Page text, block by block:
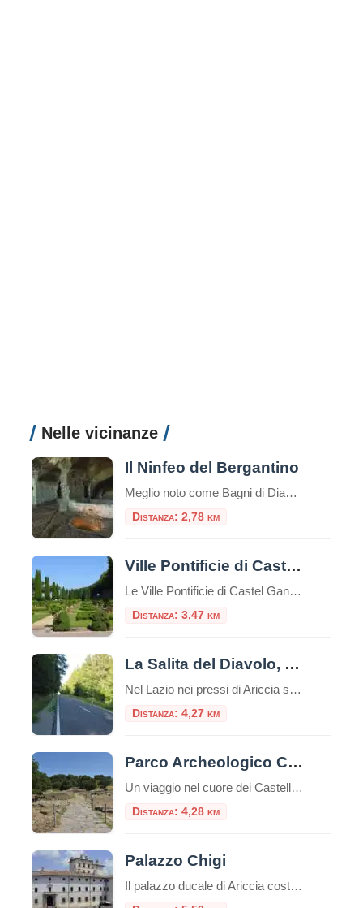
Nelle vicinanze
Il Ninfeo del Bergantino
Meglio noto come Bagni di Diana, il Ninfeo Bergantino si trova sulla riva occidentale del Lago Albano, circa a metà strada tra il Ninfeo Dorico e l'Emissario del lago. Seguendo la riva occidentale del lago di Albano, dopo circa due chilometri in senso a
Distanza: 2,78 km
Ville Pontificie di Castel Gandolfo
Le Ville Pontificie di Castel Gandolfo sono un insieme di palazzi e giardini appartenenti al Vaticano; estese per circa 55 ettari, più della Città del Vaticano nel centro di Roma che è solo 44 ettari. È una delle più grandi aree extraterritoriali della Santa Sede in Italia. Comprende il Palazzo Papale e tre ville storiche: […]
Distanza: 3,47 km
La Salita del Diavolo, la strada antigravitazionale
Nel Lazio nei pressi di Ariccia sui Castelli Romani esiste una strada magica, la “Salita Stregata” o “Salita del Diavolo“: lungo una salita rettilinea, ogni cosa lasciata libera sul suolo, invece di scendere inizia a salire! La strada si trova precisamente al Km. 11,600 della Strada Statale 218, a pochi passi da Roma. Questo insolito […]
Distanza: 4,27 km
Parco Archeologico Culturale di Tuscolo
Un viaggio nel cuore dei Castelli Romani, tra storia, natura e panorami Il Parco Archeologico Culturale di Tuscolo si trova nel comune di Monte Porzio Catone, nel cuore dei Castelli Romani, a circa 25 km da Roma. La zona è facilmente raggiungibile in auto o con una combinazione di treno e navetta. Breve storia Tusculum […]
Distanza: 4,28 km
Palazzo Chigi
Il palazzo ducale di Ariccia costituisce un esempio unico di dimora barocca rimasta inalterata nel suo contesto ambientale e nel suo arredamento originario, a documentare il fasto di una delle più grandi casate papali italiane: i Chigi, già proprie